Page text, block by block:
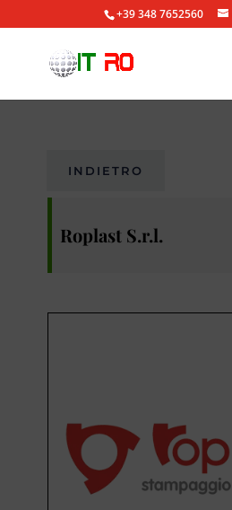
+39 348 7652560
INDIETRO
Roplast S.r.l.